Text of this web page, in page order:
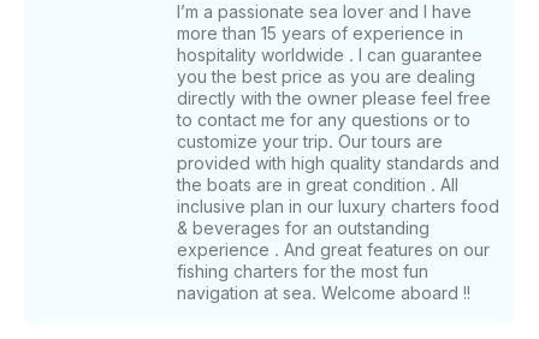
I’m a passionate sea lover and I have
more than 15 years of experience in
hospitality worldwide . I can guarantee
you the best price as you are dealing
directly with the owner please feel free
to contact me for any questions or to
customize your trip. Our tours are
provided with high quality standards and
the boats are in great condition . All
inclusive plan in our luxury charters food
& beverages for an outstanding
experience . And great features on our
fishing charters for the most fun
navigation at sea. Welcome aboard !!